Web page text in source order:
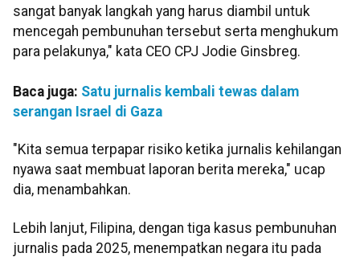
sangat banyak langkah yang harus diambil untuk
mencegah pembunuhan tersebut serta menghukum
para pelakunya," kata CEO CPJ Jodie Ginsbreg.
Baca juga: Satu jurnalis kembali tewas dalam
serangan Israel di Gaza
"Kita semua terpapar risiko ketika jurnalis kehilangan
nyawa saat membuat laporan berita mereka," ucap
dia, menambahkan.
Lebih lanjut, Filipina, dengan tiga kasus pembunuhan
jurnalis pada 2025, menempatkan negara itu pada